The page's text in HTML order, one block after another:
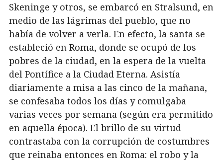
Skeninge y otros, se embarcó en Stralsund, en
medio de las lágrimas del pueblo, que no
había de volver a verla. En efecto, la santa se
estableció en Roma, donde se ocupó de los
pobres de la ciudad, en la espera de la vuelta
del Pontífice a la Ciudad Eterna. Asistía
diariamente a misa a las cinco de la mañana,
se confesaba todos los días y comulgaba
varias veces por semana (según era permitido
en aquella época). El brillo de su virtud
contrastaba con la corrupción de costumbres
que reinaba entonces en Roma: el robo y la